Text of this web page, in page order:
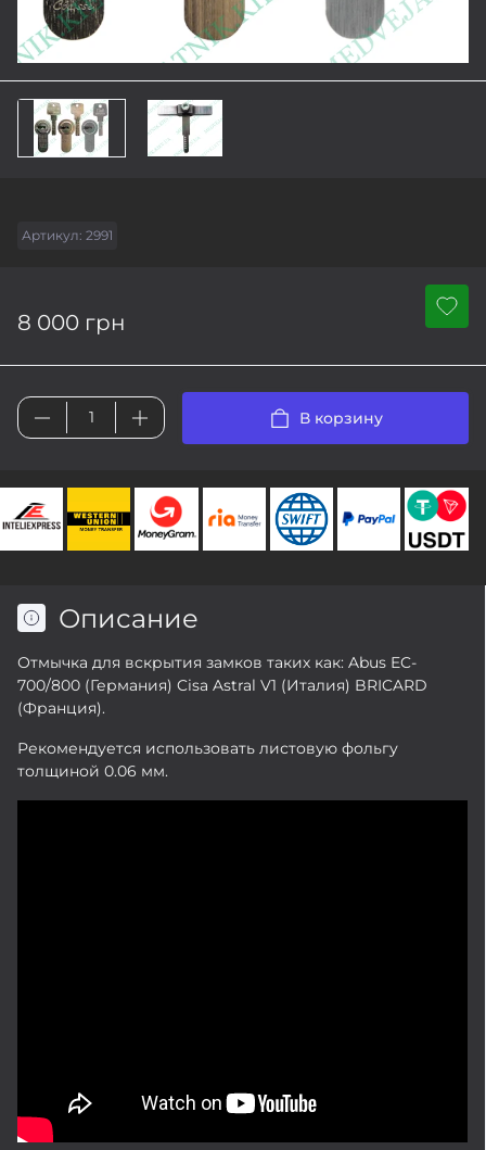
Артикул: 2991
8 000 грн
В корзину
Описание
Отмычка для вскрытия замков таких как: Abus EC-
700/800 (Германия) Cisa Astral V1 (Италия) BRICARD
(Франция).
Рекомендуется использовать листовую фольгу
толщиной 0.06 мм.